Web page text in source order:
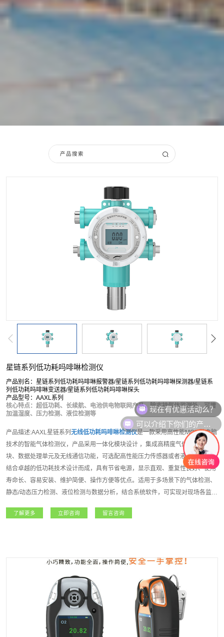
复合型检测仪 软件平台
星链系列低功耗吗啡啉检测仪
产品别名：星链系列低功耗吗啡啉报警器/星链系列低功耗吗啡啉探测器/星链系
列低功耗吗啡啉变送器/星链系列低功耗吗啡啉探头
产品型号：AAXL系列
核心特点：超低功耗、长续航、电池供电物联网产品、除支持气体监测外，可增
加温湿度、压力检测、液位检测等
产品描述:AAXL星链系列 无线低功耗吗啡啉检测仪是一款采用高性能MCU微电脑
技术的智能气体检测仪，产品采用一体化模块设计 ，集成高精度气体传感器模
块、数据处理单元及无线通信功能，可选配高性能压力传感器或者液位传感器，
结合卓越的低功耗技术设计而成，具有节省电源，显示直观、重复性良好、使用
寿命长、容易安装、维护简便、操作方便等优点。适用于多场景下的气体检测、
静态/动态压力检测、液位检测与数据分析，结合系统软件，可实现对现场各监测
数据，对现场设备的安全风险进行预估。适用于无人值守设备的数据采集、有限
了解更多 立即咨询 留言咨询
可以介绍下你们的产品么？